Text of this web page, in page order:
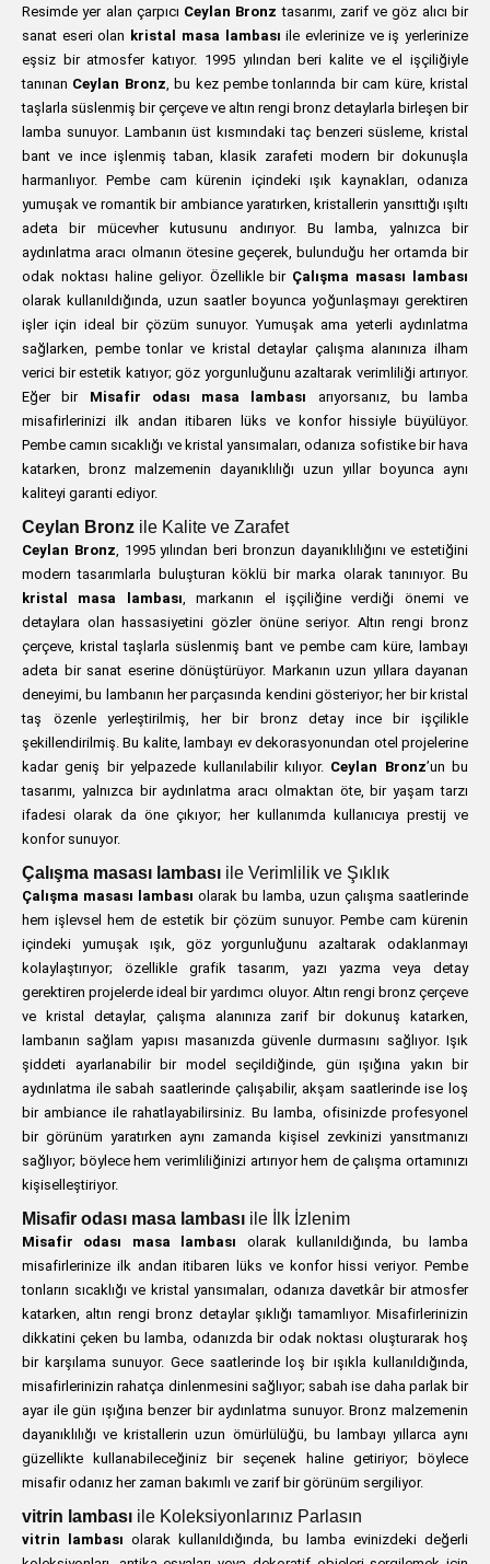
Resimde yer alan çarpıcı Ceylan Bronz tasarımı, zarif ve göz alıcı bir
sanat eseri olan kristal masa lambası ile evlerinize ve iş yerlerinize
eşsiz bir atmosfer katıyor. 1995 yılından beri kalite ve el işçiliğiyle
tanınan Ceylan Bronz, bu kez pembe tonlarında bir cam küre, kristal
taşlarla süslenmiş bir çerçeve ve altın rengi bronz detaylarla birleşen bir
lamba sunuyor. Lambanın üst kısmındaki taç benzeri süsleme, kristal
bant ve ince işlenmiş taban, klasik zarafeti modern bir dokunuşla
harmanlıyor. Pembe cam kürenin içindeki ışık kaynakları, odanıza
yumuşak ve romantik bir ambiance yaratırken, kristallerin yansıttığı ışıltı
adeta bir mücevher kutusunu andırıyor. Bu lamba, yalnızca bir
aydınlatma aracı olmanın ötesine geçerek, bulunduğu her ortamda bir
odak noktası haline geliyor. Özellikle bir Çalışma masası lambası
olarak kullanıldığında, uzun saatler boyunca yoğunlaşmayı gerektiren
işler için ideal bir çözüm sunuyor. Yumuşak ama yeterli aydınlatma
sağlarken, pembe tonlar ve kristal detaylar çalışma alanınıza ilham
verici bir estetik katıyor; göz yorgunluğunu azaltarak verimliliği artırıyor.
Eğer bir Misafir odası masa lambası arıyorsanız, bu lamba
misafirlerinizi ilk andan itibaren lüks ve konfor hissiyle büyülüyor.
Pembe camın sıcaklığı ve kristal yansımaları, odanıza sofistike bir hava
katarken, bronz malzemenin dayanıklılığı uzun yıllar boyunca aynı
kaliteyi garanti ediyor.
Ceylan Bronz ile Kalite ve Zarafet
Ceylan Bronz, 1995 yılından beri bronzun dayanıklılığını ve estetiğini
modern tasarımlarla buluşturan köklü bir marka olarak tanınıyor. Bu
kristal masa lambası, markanın el işçiliğine verdiği önemi ve
detaylara olan hassasiyetini gözler önüne seriyor. Altın rengi bronz
çerçeve, kristal taşlarla süslenmiş bant ve pembe cam küre, lambayı
adeta bir sanat eserine dönüştürüyor. Markanın uzun yıllara dayanan
deneyimi, bu lambanın her parçasında kendini gösteriyor; her bir kristal
taş özenle yerleştirilmiş, her bir bronz detay ince bir işçilikle
şekillendirilmiş. Bu kalite, lambayı ev dekorasyonundan otel projelerine
kadar geniş bir yelpazede kullanılabilir kılıyor. Ceylan Bronz’un bu
tasarımı, yalnızca bir aydınlatma aracı olmaktan öte, bir yaşam tarzı
ifadesi olarak da öne çıkıyor; her kullanımda kullanıcıya prestij ve
konfor sunuyor.
Çalışma masası lambası ile Verimlilik ve Şıklık
Çalışma masası lambası olarak bu lamba, uzun çalışma saatlerinde
hem işlevsel hem de estetik bir çözüm sunuyor. Pembe cam kürenin
içindeki yumuşak ışık, göz yorgunluğunu azaltarak odaklanmayı
kolaylaştırıyor; özellikle grafik tasarım, yazı yazma veya detay
gerektiren projelerde ideal bir yardımcı oluyor. Altın rengi bronz çerçeve
ve kristal detaylar, çalışma alanınıza zarif bir dokunuş katarken,
lambanın sağlam yapısı masanızda güvenle durmasını sağlıyor. Işık
şiddeti ayarlanabilir bir model seçildiğinde, gün ışığına yakın bir
aydınlatma ile sabah saatlerinde çalışabilir, akşam saatlerinde ise loş
bir ambiance ile rahatlayabilirsiniz. Bu lamba, ofisinizde profesyonel
bir görünüm yaratırken aynı zamanda kişisel zevkinizi yansıtmanızı
sağlıyor; böylece hem verimliliğinizi artırıyor hem de çalışma ortamınızı
kişiselleştiriyor.
Misafir odası masa lambası ile İlk İzlenim
Misafir odası masa lambası olarak kullanıldığında, bu lamba
misafirlerinize ilk andan itibaren lüks ve konfor hissi veriyor. Pembe
tonların sıcaklığı ve kristal yansımaları, odanıza davetkâr bir atmosfer
katarken, altın rengi bronz detaylar şıklığı tamamlıyor. Misafirlerinizin
dikkatini çeken bu lamba, odanızda bir odak noktası oluşturarak hoş
bir karşılama sunuyor. Gece saatlerinde loş bir ışıkla kullanıldığında,
misafirlerinizin rahatça dinlenmesini sağlıyor; sabah ise daha parlak bir
ayar ile gün ışığına benzer bir aydınlatma sunuyor. Bronz malzemenin
dayanıklılığı ve kristallerin uzun ömürlülüğü, bu lambayı yıllarca aynı
güzellikte kullanabileceğiniz bir seçenek haline getiriyor; böylece
misafir odanız her zaman bakımlı ve zarif bir görünüm sergiliyor.
vitrin lambası ile Koleksiyonlarınız Parlasın
vitrin lambası olarak kullanıldığında, bu lamba evinizdeki değerli